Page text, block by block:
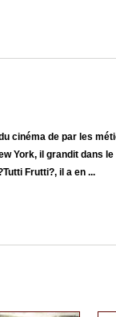
cinéma de par les
York, il grandit dans
Frutti?, il a en ...